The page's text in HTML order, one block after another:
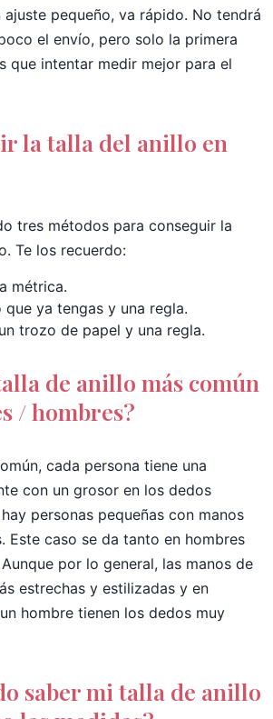
ajuste pequeño, va rápido. No tendrá
el envío, pero solo la primera
que intentar medir mejor para el
la talla del anillo en
tres métodos para conseguir la
Te los recuerdo:
métrica.
que ya tengas y una regla.
trozo de papel y una regla.
de anillo más común
/ hombres?
cada persona tiene una
con un grosor en los dedos
personas pequeñas con manos
Este caso se da tanto en hombres
por lo general, las manos de
estrechas y estilizadas y en
hombre tienen los dedos muy
saber mi talla de anillo